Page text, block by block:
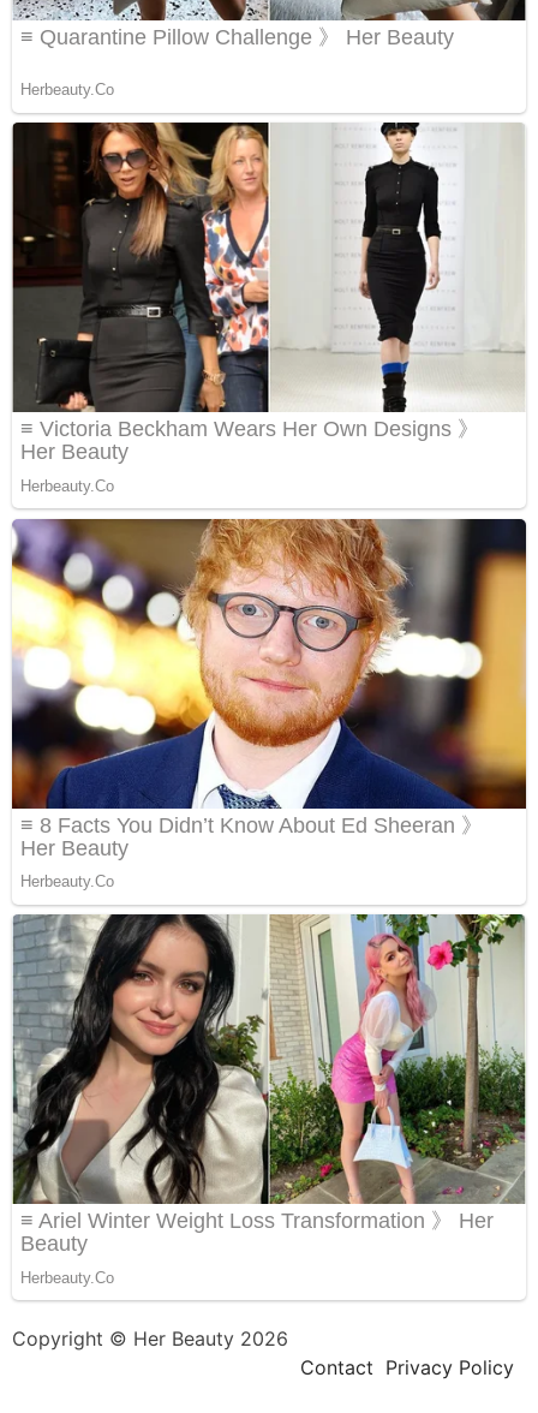
Copyright © Her Beauty 2026
Contact Privacy Policy